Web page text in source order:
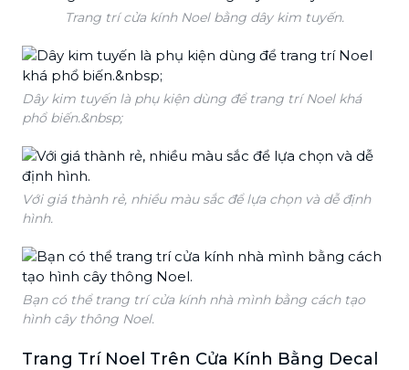
Trang trí cửa kính Noel bằng dây kim tuyến.
Dây kim tuyến là phụ kiện dùng để trang trí Noel khá
phổ biến.&nbsp;
Với giá thành rẻ, nhiều màu sắc để lựa chọn và dễ định
hình.
Bạn có thể trang trí cửa kính nhà mình bằng cách tạo
hình cây thông Noel.
Trang Trí Noel Trên Cửa Kính Bằng Decal